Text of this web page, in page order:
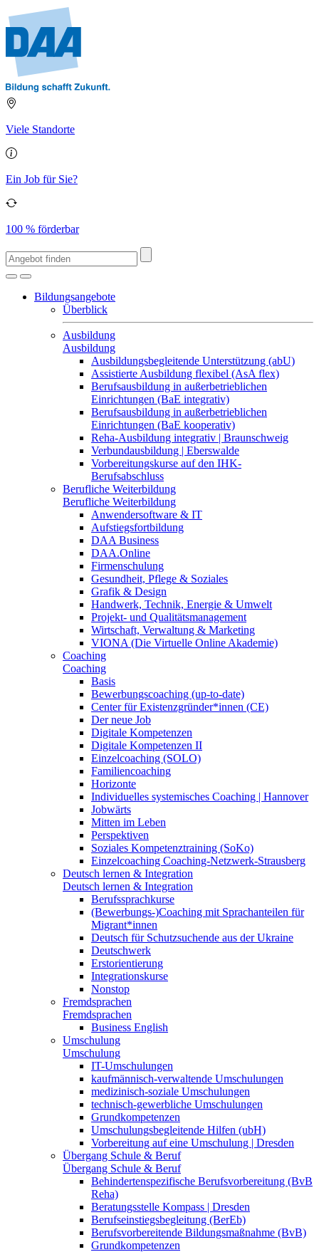
Viele Standorte
Ein Job für Sie?
100 % förderbar
Bildungsangebote
Überblick
Ausbildung
Ausbildung
Ausbildungsbegleitende Unterstützung (abU)
Assistierte Ausbildung flexibel (AsA flex)
Berufsausbildung in außerbetrieblichen
Einrichtungen (BaE integrativ)
Berufsausbildung in außerbetrieblichen
Einrichtungen (BaE kooperativ)
Reha-Ausbildung integrativ | Braunschweig
Verbundausbildung | Eberswalde
Vorbereitungskurse auf den IHK-
Berufsabschluss
Berufliche Weiterbildung
Berufliche Weiterbildung
Anwendersoftware & IT
Aufstiegsfortbildung
DAA Business
DAA.Online
Firmenschulung
Gesundheit, Pflege & Soziales
Grafik & Design
Handwerk, Technik, Energie & Umwelt
Projekt- und Qualitätsmanagement
Wirtschaft, Verwaltung & Marketing
VIONA (Die Virtuelle Online Akademie)
Coaching
Coaching
Basis
Bewerbungscoaching (up-to-date)
Center für Existenzgründer*innen (CE)
Der neue Job
Digitale Kompetenzen
Digitale Kompetenzen II
Einzelcoaching (SOLO)
Familiencoaching
Horizonte
Individuelles systemisches Coaching | Hannover
Jobwärts
Mitten im Leben
Perspektiven
Soziales Kompetenztraining (SoKo)
Einzelcoaching Coaching-Netzwerk-Strausberg
Deutsch lernen & Integration
Deutsch lernen & Integration
Berufssprachkurse
(Bewerbungs-)Coaching mit Sprachanteilen für
Migrant*innen
Deutsch für Schutzsuchende aus der Ukraine
Deutschwerk
Erstorientierung
Integrationskurse
Nonstop
Fremdsprachen
Fremdsprachen
Business English
Umschulung
Umschulung
IT-Umschulungen
kaufmännisch-verwaltende Umschulungen
medizinisch-soziale Umschulungen
technisch-gewerbliche Umschulungen
Grundkompetenzen
Umschulungsbegleitende Hilfen (ubH)
Vorbereitung auf eine Umschulung | Dresden
Übergang Schule & Beruf
Übergang Schule & Beruf
Behindertenspezifische Berufsvorbereitung (BvB
Reha)
Beratungsstelle Kompass | Dresden
Berufseinstiegsbegleitung (BerEb)
Berufsvorbereitende Bildungsmaßnahme (BvB)
Grundkompetenzen